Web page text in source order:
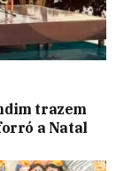
trazem
a Natal